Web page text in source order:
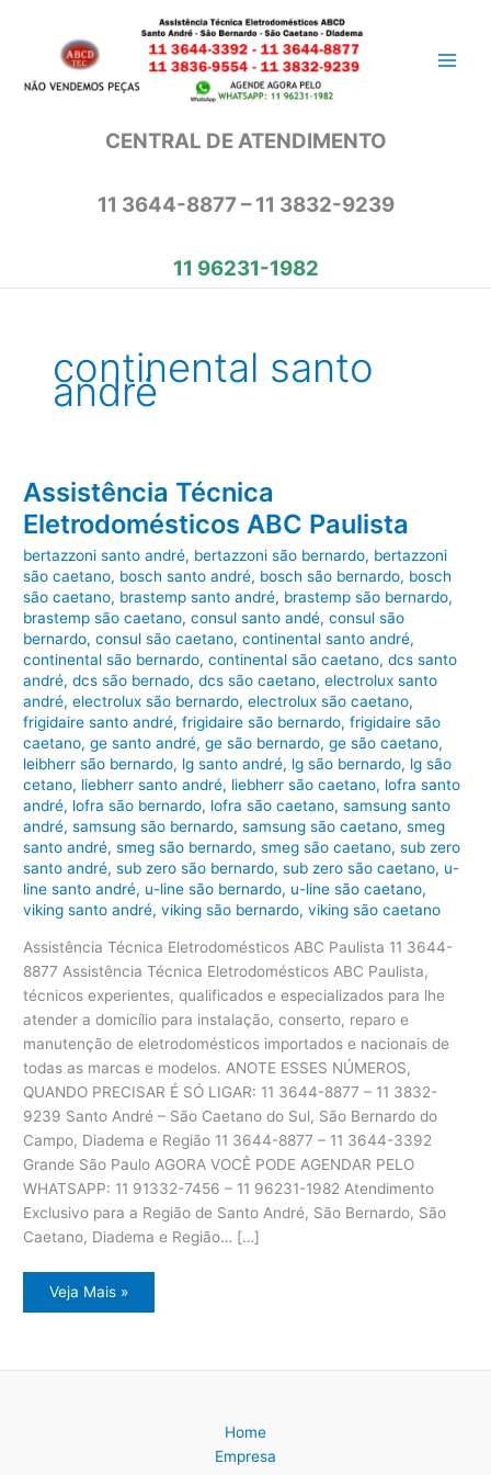
conteúdo
CENTRAL DE ATENDIMENTO
11 3644-8877 – 11 3832-9239
11 96231-1982
continental santo
andré
Assistência Técnica
Eletrodomésticos ABC Paulista
bertazzoni santo andré, bertazzoni são bernardo, bertazzoni
são caetano, bosch santo andré, bosch são bernardo, bosch
são caetano, brastemp santo andré, brastemp são bernardo,
brastemp são caetano,consul santo andé,consul são
bernardo,consul são caetano,continental santo andré,
continental são bernardo,continental são caetano,dcs santo
andré,dcs são bernado,dcs são caetano,electrolux santo
andré,electrolux são bernardo,electrolux são caetano,
frigidaire santo andré,frigidaire são bernardo,frigidaire são
caetano,ge santo andré,ge são bernardo,ge são caetano,
leibherr são bernardo, lg santo andré, lg são bernardo, lg são
cetano, liebherr santo andré, liebherr são caetano, lofra santo
andré, lofra são bernardo, lofra são caetano,samsung santo
andré,samsung são bernardo,samsung são caetano,smeg
santo andré,smeg são bernardo,smeg são caetano,sub zero
santo andré,sub zero são bernardo,sub zero são caetano, u-
line santo andré, u-line são bernardo, u-line são caetano,
viking santo andré,viking são bernardo,viking são caetano
Assistência Técnica Eletrodomésticos ABC Paulista 11 3644-
8877 Assistência Técnica Eletrodomésticos ABC Paulista,
técnicos experientes, qualificados e especializados para lhe
atender a domicílio para instalação, conserto, reparo e
manutenção de eletrodomésticos importados e nacionais de
todas as marcas e modelos. ANOTE ESSES NÚMEROS,
QUANDO PRECISAR É SÓ LIGAR: 11 3644-8877 – 11 3832-
9239 Santo André – São Caetano do Sul, São Bernardo do
Campo, Diadema e Região 11 3644-8877 – 11 3644-3392
Grande São Paulo AGORA VOCÊ PODE AGENDAR PELO
WHATSAPP: 11 91332-7456 – 11 96231-1982 Atendimento
Exclusivo para a Região de Santo André, São Bernardo, São
Caetano, Diadema e Região… […]
Assistência
Técnica
Veja Mais »
Home
Empresa